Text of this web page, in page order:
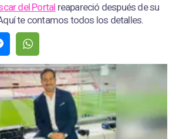
del Portal reapareció después de su
te contamos todos los detalles.